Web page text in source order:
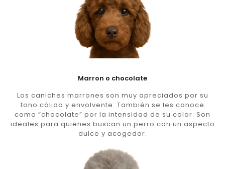
Marron o chocolate
Los caniches marrones son muy apreciados por su
tono cálido y envolvente. También se les conoce
como “chocolate” por la intensidad de su color. Son
ideales para quienes buscan un perro con un aspecto
dulce y acogedor.